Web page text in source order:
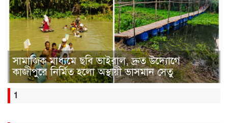
সামাজিক মাধ্যমে ছবি ভাইরাল, দ্রুত উদ্যোগে
কাজীপুরে নির্মিত হলো অস্থায়ী ভাসমান সেতু
1